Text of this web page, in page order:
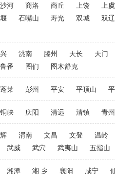
沙河 商洛 商丘 上饶
上虞
石嘴山 寿光 双城
双辽
洮南 滕州 天长
天门
番 图们 图木舒克
蓬莱 彭州 平安 平顶山
峡 庆阳 清远 清镇 青州
渭南 文昌 文登
温岭
武威 武穴 武夷山 五指山
湘潭 湘 乡 襄阳 咸宁